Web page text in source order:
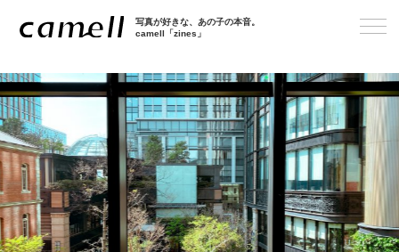
写真が好きな、あの子の本音。
camell「zines」